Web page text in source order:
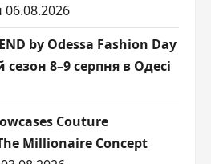
06.08.2026
by Odessa Fashion Day
8–9 серпня в Одесі
Couture
Millionaire Concept